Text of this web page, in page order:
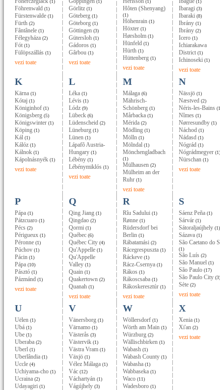
(1)
Föhrenwald (1)
Fürstenwalde (1)
Fürth (2)
Fântânele (1)
Félegyháza (2)
Fót (1)
Fülöpszállás (1)
vezi toate
(1)
Görlitz (1)
Göteberg (1)
Göteborg (1)
Göttingen (3)
Gütersloh (1)
Gádoros (1)
Gârbou (1)
vezi toate
(1)
Hôten (Shenyang)
(1)
Höhenrain (1)
Höxter (1)
Hørsholm (1)
Hünfeld (1)
Hürth (1)
Hüttenberg (1)
vezi toate
(1)
Ibaragi (3)
Ibaraki (8)
Ibrány (1)
Ibrány (2)
Icero (1)
Ichiarakawa
District (1)
Ichinoseki (1)
vezi toate
K
Kärna (1)
Kótaj (1)
Königinhof (1)
Königsberg (5)
Königswinter (1)
Köping (1)
Kál (1)
Kálóz (1)
Kálnok (1)
Kápolnásnyék (1)
vezi toate
L
Léka (1)
Lévis (1)
Lódz (9)
Lübeck (6)
Lüdenscheid (2)
Lüneburg (1)
Lünen (1)
Lápafõ Austria-
Hungary (1)
Lébény (1)
Lébénymiklós (1)
vezi toate
M
Málaga (6)
Mährisch-
Schönberg (1)
Mårbacka (1)
Mérida (2)
Mödling (1)
Mölln (1)
Mölndal (1)
Mönchengladbach
(1)
Mülhausen (2)
Mülheim an der
Ruhr (1)
vezi toate
N
Nässjö (1)
Næstved (2)
Néris-les-Bains
Nîmes (1)
Nørresundby (1)
Náchod (1)
Nádasd (1)
Nógrád (1)
Nógrádmegyer (1)
Nürschan (1)
vezi toate
P
Pápa (1)
Pátzcuaro (1)
Pécs (2)
Périgueux (1)
Péronne (1)
Púchov (1)
Pácin (1)
Pápa (10)
Pásztó (1)
Pázmánd (1)
vezi toate
Q
Qing Jiang (1)
Qingdao (2)
Qormi (1)
Québec (6)
Québec City (4)
Qu'Appelle (1)
Qu'Appelle
Valley (1)
Quain (1)
Quakertown (2)
Quanah (1)
vezi toate
R
Rîu Sadului (1)
Rønne (1)
Rüdersdorf bei
Berlin (1)
Rábatamási (2)
Rácegrespuszta (1)
Ráckeve (1)
Rácz-Csernya (1)
Rákos (1)
Rákoscsaba (1)
Rákoskeresztúr (1)
vezi toate
S
Sáenz Peña (1)
Sárvár (1)
Sátoraljaújhely (1)
Sázava (1)
São Caetano do
(1)
São Luís (2)
São Manuel (1)
São Paulo (17)
São Paulo City (3)
Sète (2)
vezi toate
U
Uëlen (1)
Ubá (1)
Ube (1)
Uberaba (2)
Uberl (1)
Uberlândia (1)
Uccle (4)
Uchiyama-cho (1)
Ucraina (2)
Udayagiri (1)
V
Vänersborg (1)
Värnamo (1)
Västerås (3)
Västervik (1)
Västra Vram (1)
Växjö (1)
Vélez Málaga (1)
Vác (12)
Váchartyán (1)
Vágújhely (3)
W
Wöllersdorf (1)
Wörth am Main (1)
Würzburg (2)
Wällischbirken (1)
Wabash (1)
Wabash County (1)
Wabasha (1)
Wabbaseka (1)
Waco (11)
Wadesboro (1)
X
Xenia (1)
Xi'an (2)
vezi toate